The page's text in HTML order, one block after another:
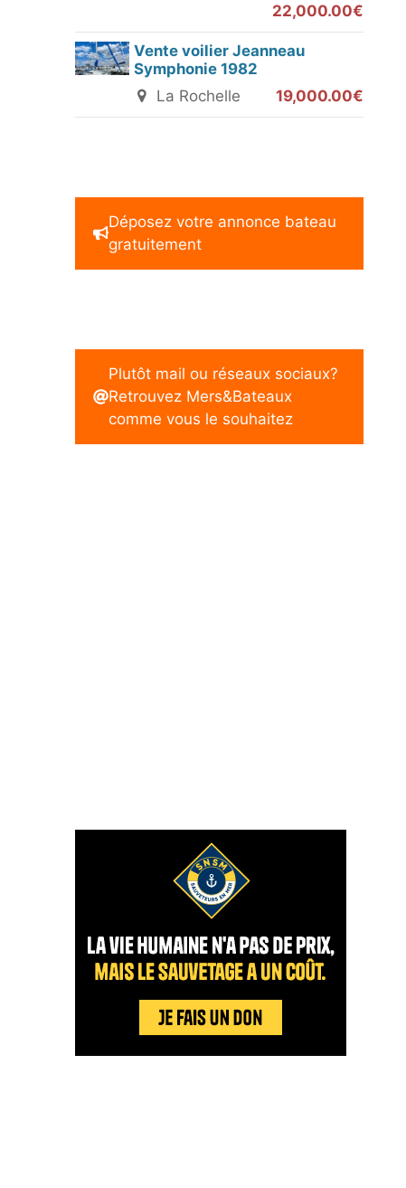
22,000.00€
Vente voilier Jeanneau
Symphonie 1982
La Rochelle
19,000.00€
Déposez votre annonce bateau
gratuitement
Plutôt mail ou réseaux sociaux?
Retrouvez Mers&Bateaux
comme vous le souhaitez